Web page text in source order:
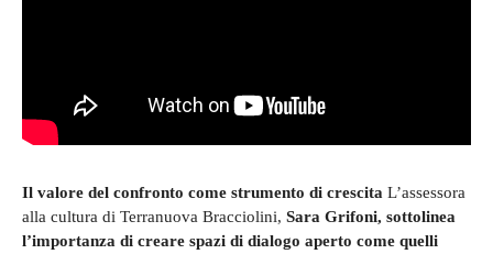
Il valore del confronto come strumento di crescita L’assessora
alla cultura di Terranuova Bracciolini, Sara Grifoni, sottolinea
l’importanza di creare spazi di dialogo aperto come quelli